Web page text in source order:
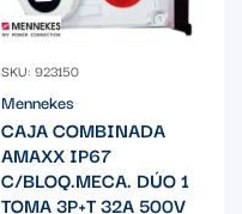
SKU: 923150
Mennekes
CAJA COMBINADA
AMAXX IP67
C/BLOQ.MECA. DÚO 1
TOMA 3P+T 32A 500V